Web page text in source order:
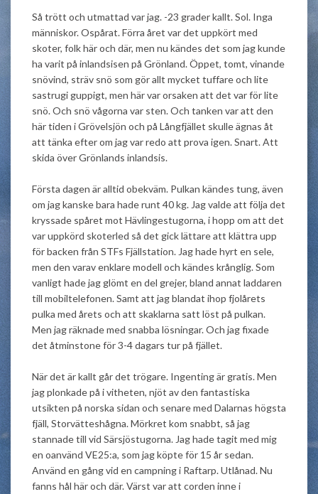
Så trött och utmattad var jag. -23 grader kallt. Sol. Inga
människor. Ospårat. Förra året var det uppkört med
skoter, folk här och där, men nu kändes det som jag kunde
ha varit på inlandsisen på Grönland. Öppet, tomt, vinande
snövind, sträv snö som gör allt mycket tuffare och lite
sastrugi guppigt, men här var orsaken att det var för lite
snö. Och snö vågorna var sten. Och tanken var att den
här tiden i Grövelsjön och på Långfjället skulle ägnas åt
att tänka efter om jag var redo att prova igen. Snart. Att
skida över Grönlands inlandsis.
Första dagen är alltid obekväm. Pulkan kändes tung, även
om jag kanske bara hade runt 40 kg. Jag valde att följa det
kryssade spåret mot Hävlingestugorna, i hopp om att det
var uppkörd skoterled så det gick lättare att klättra upp
för backen från STFs Fjällstation. Jag hade hyrt en sele,
men den varav enklare modell och kändes krånglig. Som
vanligt hade jag glömt en del grejer, bland annat laddaren
till mobiltelefonen. Samt att jag blandat ihop fjolårets
pulka med årets och att skaklarna satt löst på pulkan.
Men jag räknade med snabba lösningar. Och jag fixade
det åtminstone för 3-4 dagars tur på fjället.
När det är kallt går det trögare. Ingenting är gratis. Men
jag plonkade på i vitheten, njöt av den fantastiska
utsikten på norska sidan och senare med Dalarnas högsta
fjäll, Storvätteshågna. Mörkret kom snabbt, så jag
stannade till vid Särsjöstugorna. Jag hade tagit med mig
en oanvänd VE25:a, som jag köpte för 15 år sedan.
Använd en gång vid en campning i Raftarp. Utlånad. Nu
fanns hål här och där. Värst var att corden inne i